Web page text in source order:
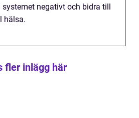
negativt och bidra till
hälsa.
fler inlägg här